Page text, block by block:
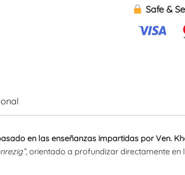
Safe &
en las enseñanzas impartidas por Ven.
, orientado a profundizar directamente en